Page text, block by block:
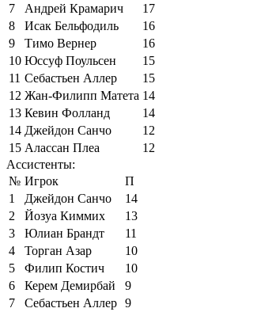
7
Андрей Крамарич
17
8
Исак Бельфодиль
16
9
Тимо Вернер
16
10 Юссуф Поульсен
15
11 Себастьен Аллер
15
12 Жан-Филипп Матета 14
13 Кевин Фолланд
14
14 Джейдон Санчо
12
15 Алассан Плеа
12
Ассистенты:
№ Игрок
П
1
Джейдон Санчо
14
2
Йозуа Киммих
13
3
Юлиан Брандт
11
4
Торган Азар
10
5
Филип Костич
10
6
Керем Демирбай
9
7
Себастьен Аллер 9